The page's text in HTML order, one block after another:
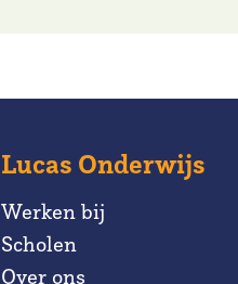
Lucas Onderwijs
Werken bij
Scholen
Over ons